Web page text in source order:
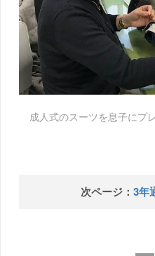
成人式のスーツを息子にプ
次ページ： 3年